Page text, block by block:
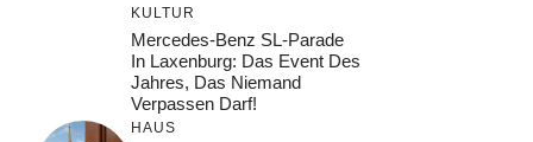
KULTUR
Mercedes-Benz SL-Parade
In Laxenburg: Das Event Des
Jahres, Das Niemand
Verpassen Darf!
HAUS